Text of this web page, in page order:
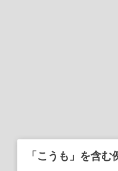
「こうも」を含